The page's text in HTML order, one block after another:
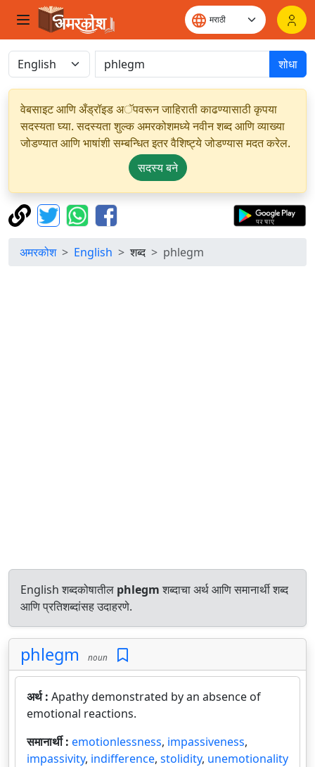
शोधा
वेबसाइट आणि अँड्रॉइड अॅपवरून जाहिराती काढण्यासाठी कृपया
सदस्यता घ्या. सदस्यता शुल्क अमरकोशमध्ये नवीन शब्द आणि व्याख्या
जोडण्यात आणि भाषांशी सम्बन्धित इतर वैशिष्ट्ये जोडण्यास मदत करेल.
सदस्य बने
अमरकोश English शब्द phlegm
English शब्दकोषातील phlegmशब्दाचा अर्थ आणि समानार्थी शब्द
आणि प्रतिशब्दांसह उदाहरणे.
phlegm noun
अर्थ : Apathy demonstrated by an absence of
emotional reactions.
समानार्थी : emotionlessness, impassiveness,
impassivity, indifference, stolidity, unemotionality